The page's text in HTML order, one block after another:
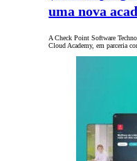
uma nova
A Check Point Software
Cloud Academy, em parceria